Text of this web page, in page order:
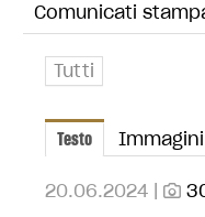
Comunicati
Tutti
Testo Immagini
20.06.2024 |